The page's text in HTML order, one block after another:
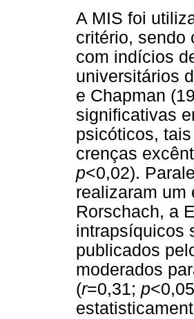
A MIS foi
critério, sendo
com indícios
universitários
e Chapman
significativas
psicóticos,
crenças
p<0,02).
realizaram um
Rorschach, a
intrapsíquicos
publicados
moderados
(r=0,31; p